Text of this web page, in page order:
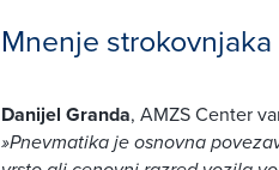
Mnenje strokovnjaka
Danijel Granda, AMZS Center
»Pnevmatika je osnovna